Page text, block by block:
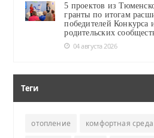
5 проектов из
гранты по итогам
победителей Конкурса
родительских
04 августа 2026
Теги
отопление комфортная среда